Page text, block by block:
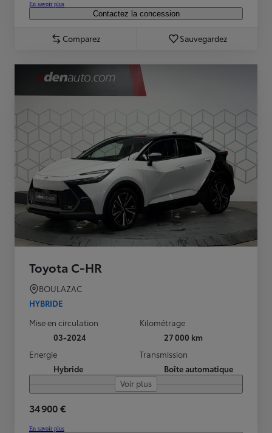
En savoir plus
Contactez la concession
Comparez Sauvegardez
Toyota C-HR
BOULAZAC
HYBRIDE
Mise en circulation
03-2024
Kilométrage
27 000 km
Energie
Hybride
Transmission
Boîte automatique
Voir plus
34 900 €
En savoir plus